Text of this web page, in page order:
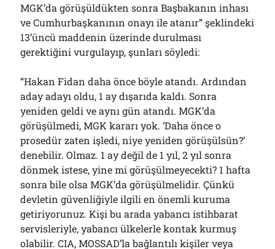
MGK’da görüşüldükten sonra Başbakanın inhası
ve Cumhurbaşkanının onayı ile atanır” şeklindeki
13’üncü maddenin üzerinde durulması
gerektiğini vurgulayıp, şunları söyledi:
“Hakan Fidan daha önce böyle atandı. Ardından
aday adayı oldu, 1 ay dışarıda kaldı. Sonra
yeniden geldi ve aynı gün atandı. MGK’da
görüşülmedi, MGK kararı yok. ‘Daha önce o
prosedür zaten işledi, niye yeniden görüşülsün?’
denebilir. Olmaz. 1 ay değil de 1 yıl, 2 yıl sonra
dönmek istese, yine mi görüşülmeyecekti? 1 hafta
sonra bile olsa MGK’da görüşülmelidir. Çünkü
devletin güvenliğiyle ilgili en önemli kuruma
getiriyorunuz. Kişi bu arada yabancı istihbarat
servisleriyle, yabancı ülkelerle kontak kurmuş
olabilir. CIA, MOSSAD’la bağlantılı kişiler veya